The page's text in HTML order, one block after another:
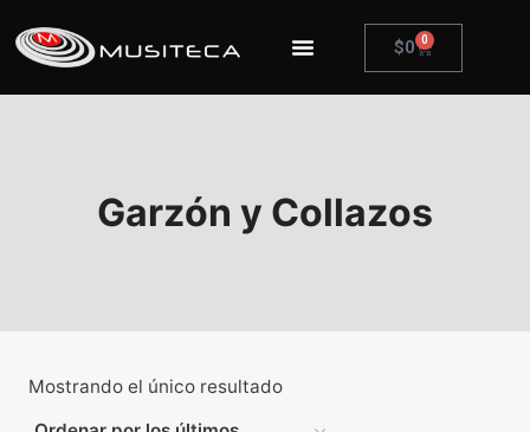
$0 0
Garzón y Collazos
Mostrando el único resultado